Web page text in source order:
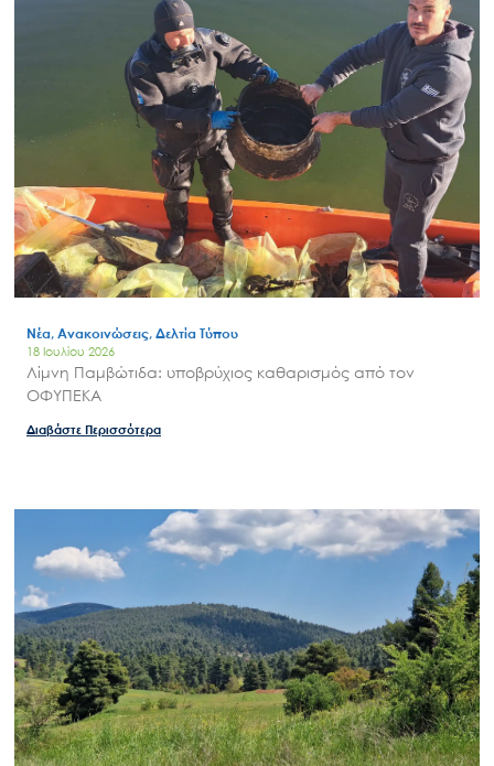
Νέα, Ανακοινώσεις, Δελτία Τύπου
18 Ιουλίου 2026
Λίμνη Παμβώτιδα: υποβρύχιος καθαρισμός από τον
ΟΦΥΠΕΚΑ
Διαβάστε Περισσότερα